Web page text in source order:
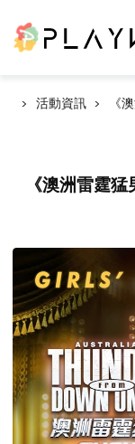
活動資訊 《
《澳洲雷霆